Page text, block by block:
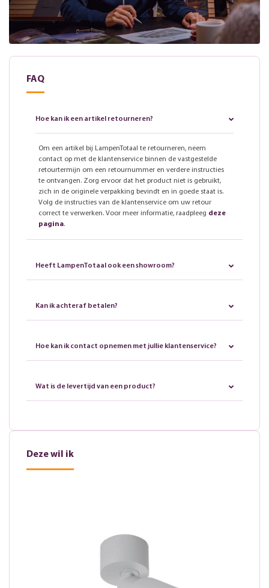
FAQ
Hoe kan ik een artikel retourneren?
Om een artikel bij LampenTotaal te retourneren, neem
contact op met de klantenservice binnen de vastgestelde
retourtermijn om een retournummer en verdere instructies
te ontvangen. Zorg ervoor dat het product niet is gebruikt,
zich in de originele verpakking bevindt en in goede staat is.
Volg de instructies van de klantenservice om uw retour
correct te verwerken. Voor meer informatie, raadpleeg deze
pagina.
Heeft LampenTotaal ook een showroom?
Kan ik achteraf betalen?
Hoe kan ik contact opnemen met jullie klantenservice?
Wat is de levertijd van een product?
Deze wil ik